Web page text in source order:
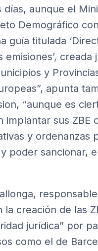
aunque el
Demográfico
guía titulada
creada
y
apunta
“aunque es
implantar sus ZBE
y ordenanzas
poder sancionar,
creación de las
jurídica” por
como el de